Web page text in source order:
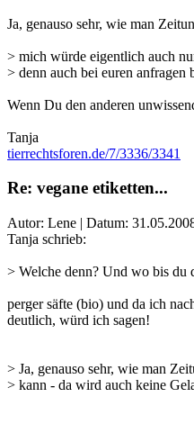
Ja, genauso sehr, wie man
> mich würde eigentlich auch
> denn auch bei euren anfragen
Wenn Du den anderen
Tanja
tierrechtsforen.de/7/3336/3341
Re: vegane etiketten...
Autor: Lene | Datum:
Tanja schrieb:
> Welche denn? Und wo bis du
perger säfte (bio) und da ich
deutlich, würd ich sagen!
> Ja, genauso sehr, wie man
> kann - da wird auch keine